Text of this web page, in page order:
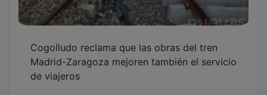
Renacentista